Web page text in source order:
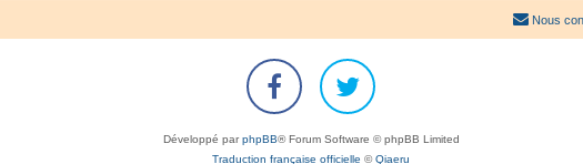
Nous
Développé parphpBB® Forum Software © phpBB Limited
Traduction française officielle ©Qiaeru